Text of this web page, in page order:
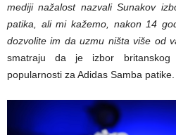
mediji nažalost nazvali Sunakov
patika, ali mi kažemo, nakon 14
dozvolite im da uzmu ništa više od
smatraju da je izbor britanskog
popularnosti za Adidas Samba patike.